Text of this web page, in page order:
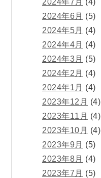
2024年7月 (4)
2024年6月 (5)
2024年5月 (4)
2024年4月 (4)
2024年3月 (5)
2024年2月 (4)
2024年1月 (4)
2023年12月 (4)
2023年11月 (4)
2023年10月 (4)
2023年9月 (5)
2023年8月 (4)
2023年7月 (5)